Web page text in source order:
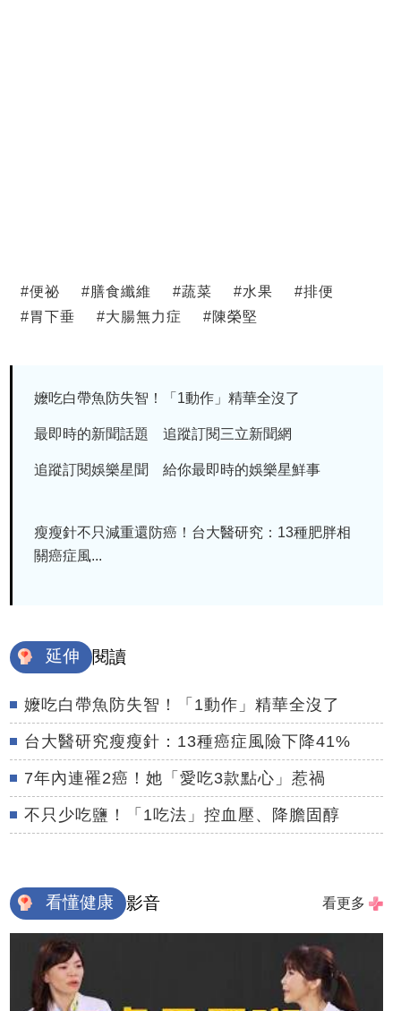
#便祕 #膳食纖維 #蔬菜 #水果 #排便
#胃下垂 #大腸無力症 #陳榮堅
嬤吃白帶魚防失智！「1動作」精華全沒了
最即時的新聞話題 追蹤訂閱三立新聞網
追蹤訂閱娛樂星聞 給你最即時的娛樂星鮮事
瘦瘦針不只減重還防癌！台大醫研究：13種肥胖相
關癌症風...
延伸 閱讀
嬤吃白帶魚防失智！「1動作」精華全沒了
台大醫研究瘦瘦針：13種癌症風險下降41%
7年內連罹2癌！她「愛吃3款點心」惹禍
不只少吃鹽！「1吃法」控血壓、降膽固醇
看懂健康 影音 看更多